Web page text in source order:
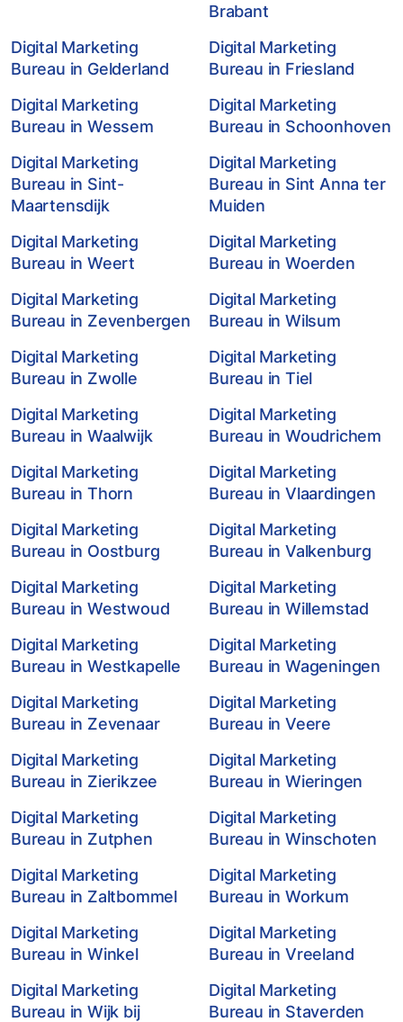
Brabant
Digital Marketing
Bureau in Gelderland
Digital Marketing
Bureau in Friesland
Digital Marketing
Bureau in Wessem
Digital Marketing
Bureau in Schoonhoven
Digital Marketing
Bureau in Sint-
Maartensdijk
Digital Marketing
Bureau in Sint Anna ter
Muiden
Digital Marketing
Bureau in Weert
Digital Marketing
Bureau in Woerden
Digital Marketing
Bureau in Zevenbergen
Digital Marketing
Bureau in Wilsum
Digital Marketing
Bureau in Zwolle
Digital Marketing
Bureau in Tiel
Digital Marketing
Bureau in Waalwijk
Digital Marketing
Bureau in Woudrichem
Digital Marketing
Bureau in Thorn
Digital Marketing
Bureau in Vlaardingen
Digital Marketing
Bureau in Oostburg
Digital Marketing
Bureau in Valkenburg
Digital Marketing
Bureau in Westwoud
Digital Marketing
Bureau in Willemstad
Digital Marketing
Bureau in Westkapelle
Digital Marketing
Bureau in Wageningen
Digital Marketing
Bureau in Zevenaar
Digital Marketing
Bureau in Veere
Digital Marketing
Bureau in Zierikzee
Digital Marketing
Bureau in Wieringen
Digital Marketing
Bureau in Zutphen
Digital Marketing
Bureau in Winschoten
Digital Marketing
Bureau in Zaltbommel
Digital Marketing
Bureau in Workum
Digital Marketing
Bureau in Winkel
Digital Marketing
Bureau in Vreeland
Digital Marketing
Bureau in Wijk bij
Digital Marketing
Bureau in Staverden